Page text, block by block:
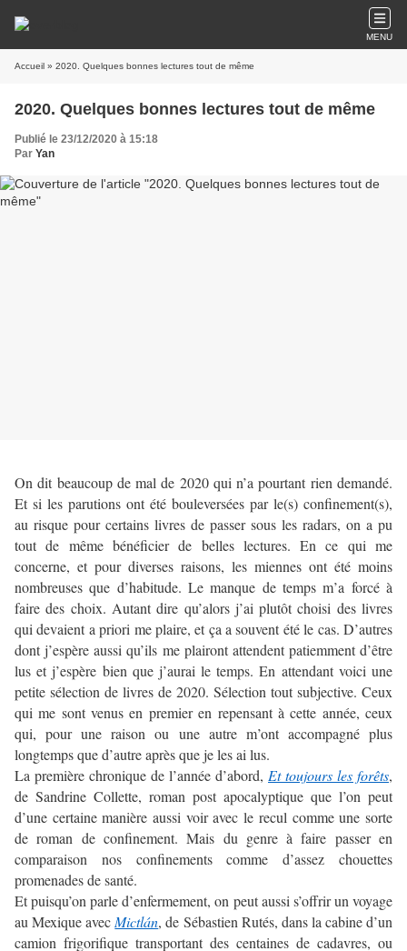
MENU
Accueil » 2020. Quelques bonnes lectures tout de même
2020. Quelques bonnes lectures tout de même
Publié le 23/12/2020 à 15:18
Par Yan
On dit beaucoup de mal de 2020 qui n’a pourtant rien demandé.
Et si les parutions ont été bouleversées par le(s) confinement(s),
au risque pour certains livres de passer sous les radars, on a pu
tout de même bénéficier de belles lectures. En ce qui me
concerne, et pour diverses raisons, les miennes ont été moins
nombreuses que d’habitude. Le manque de temps m’a forcé à
faire des choix. Autant dire qu’alors j’ai plutôt choisi des livres
qui devaient a priori me plaire, et ça a souvent été le cas. D’autres
dont j’espère aussi qu’ils me plairont attendent patiemment d’être
lus et j’espère bien que j’aurai le temps. En attendant voici une
petite sélection de livres de 2020. Sélection tout subjective. Ceux
qui me sont venus en premier en repensant à cette année, ceux
qui, pour une raison ou une autre m’ont accompagné plus
longtemps que d’autre après que je les ai lus.
La première chronique de l’année d’abord, Et toujours les forêts,
de Sandrine Collette, roman post apocalyptique que l’on peut
d’une certaine manière aussi voir avec le recul comme une sorte
de roman de confinement. Mais du genre à faire passer en
comparaison nos confinements comme d’assez chouettes
promenades de santé.
Et puisqu’on parle d’enfermement, on peut aussi s’offrir un voyage
au Mexique avec Mictlán, de Sébastien Rutés, dans la cabine d’un
camion frigorifique transportant des centaines de cadavres, ou